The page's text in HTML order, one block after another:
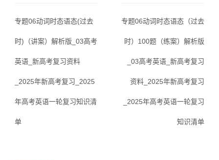
专题06动词时态语态(过去
时)（讲案）解析版_03高考
英语_新高考复习资料
_2025年新高考复习_2025
年高考英语一轮复习知识清
单
专题06动词时态语态（过去
时）100题（练案）解析版
_03高考英语_新高考复习
资料_2025年新高考复习
_2025年高考英语一轮复习
知识清单